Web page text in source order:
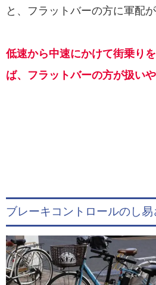
と、フラットバーの方に軍配が
低速から中速にかけて街乗り
ば、フラットバーの方が扱いや
ブレーキコントロールのし易